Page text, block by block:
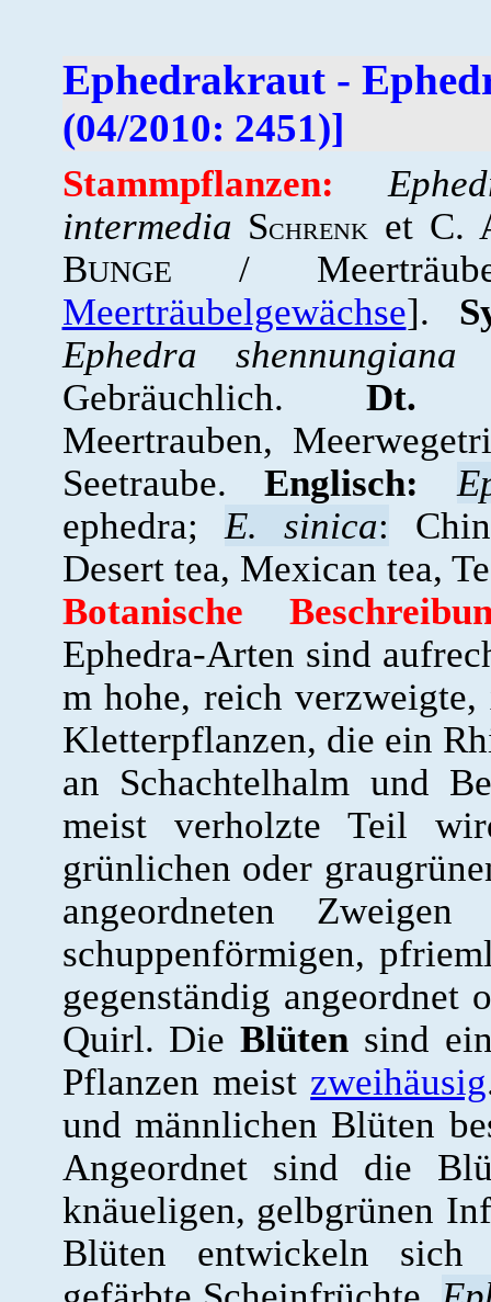
Ephedrakraut -
(04/2010: 2451)]
Stammpflanzen:
intermedia SCHRENK
et C.
BUNGE
/
Meerträubelgewächse].
Ephedra shennungiana
Gebräuchlich. Dt.
Meertrauben,
Seetraube. Englisch:
ephedra; E. sinica:
Desert tea, Mexican tea,
Botanische
Ephedra-Arten sind
m hohe, reich verzweigte,
Kletterpflanzen, die ein
an Schachtelhalm und
meist verholzte Teil
grünlichen oder
angeordneten
schuppenförmigen,
gegenständig
Quirl. Die Blüten sind
Pflanzen meist zweihäusig
und männlichen Blüten
Angeordnet sind die
knäueligen, gelbgrünen
Blüten entwickeln sich